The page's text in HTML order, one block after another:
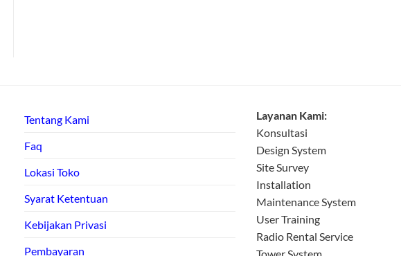
Tentang Kami
Faq
Lokasi Toko
Syarat Ketentuan
Kebijakan Privasi
Pembayaran
Layanan Kami:
Konsultasi
Design System
Site Survey
Installation
Maintenance System
User Training
Radio Rental Service